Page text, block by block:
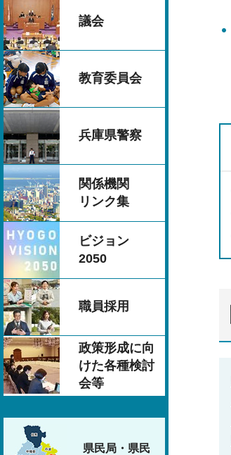
議会
教育委員会
兵庫県警察
関係機関
リンク集
ビジョン
2050
職員採用
政策形成に向
けた各種検討
会等
県民局・県民